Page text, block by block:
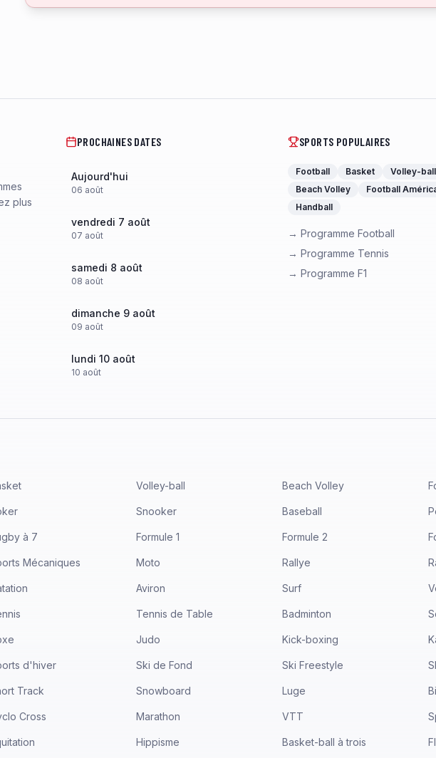
plus
PROCHAINES DATES
Aujourd'hui
06 août
vendredi 7 août
07 août
samedi 8 août
08 août
dimanche 9 août
09 août
lundi 10 août
10 août
SPORTS POPULAIRES
Football Basket
Volley-ball
Beach Volley
Football
Handball
→ Programme Football
→ Programme Tennis
→ Programme F1
Volley-ball Beach Volley
Snooker Baseball
à 7 Formule 1 Formule 2
Mécaniques Moto Rallye
Aviron Surf
Tennis de Table Badminton
Judo Kick-boxing
d'hiver Ski de Fond Ski Freestyle
Track Snowboard Luge
Cross Marathon VTT
Hippisme Basket-ball à trois